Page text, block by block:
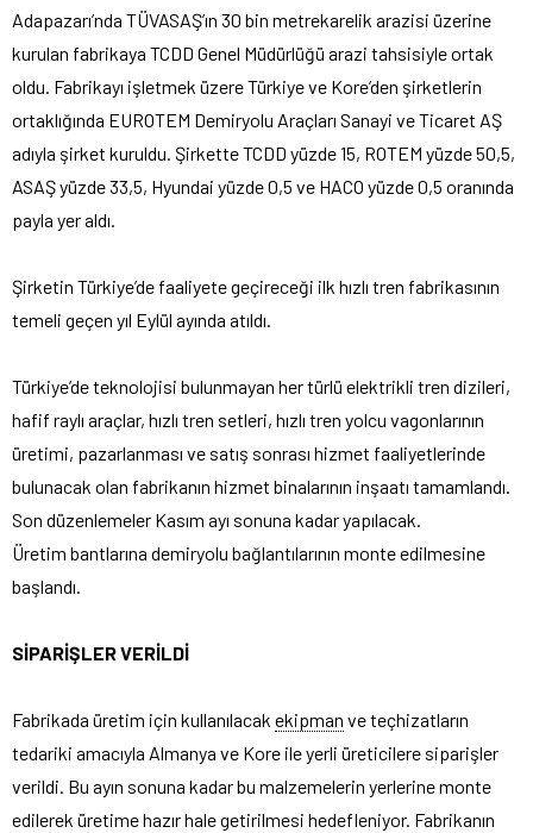
Adapazarı’nda TÜVASAŞ’ın 30 bin metrekarelik arazisi üzerine
kurulan fabrikaya TCDD Genel Müdürlüğü arazi tahsisiyle ortak
oldu. Fabrikayı işletmek üzere Türkiye ve Kore’den şirketlerin
ortaklığında EUROTEM Demiryolu Araçları Sanayi ve Ticaret AŞ
adıyla şirket kuruldu. Şirkette TCDD yüzde 15, ROTEM yüzde 50,5,
ASAŞ yüzde 33,5, Hyundai yüzde 0,5 ve HACO yüzde 0,5 oranında
payla yer aldı.
Şirketin Türkiye’de faaliyete geçireceği ilk hızlı tren fabrikasının
temeli geçen yıl Eylül ayında atıldı.
Türkiye’de teknolojisi bulunmayan her türlü elektrikli tren dizileri,
hafif raylı araçlar, hızlı tren setleri, hızlı tren yolcu vagonlarının
üretimi, pazarlanması ve satış sonrası hizmet faaliyetlerinde
bulunacak olan fabrikanın hizmet binalarının inşaatı tamamlandı.
Son düzenlemeler Kasım ayı sonuna kadar yapılacak.
Üretim bantlarına demiryolu bağlantılarının monte edilmesine
başlandı.
SİPARİŞLER VERİLDİ
Fabrikada üretim için kullanılacak ekipman ve teçhizatların
tedariki amacıyla Almanya ve Kore ile yerli üreticilere siparişler
verildi. Bu ayın sonuna kadar bu malzemelerin yerlerine monte
edilerek üretime hazır hale getirilmesi hedefleniyor. Fabrikanın